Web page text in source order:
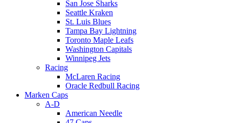
San Jose Sharks
Seattle Kraken
St. Luis Blues
Tampa Bay Lightning
Toronto Maple Leafs
Washington Capitals
Winnipeg Jets
Racing
McLaren Racing
Oracle Redbull Racing
Marken Caps
A-D
American Needle